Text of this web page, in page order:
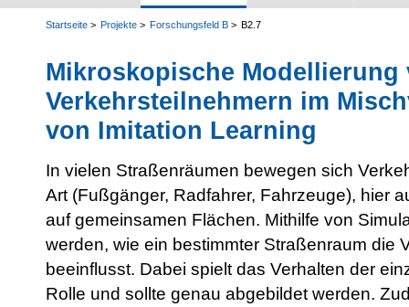
Startseite Projekte Forschungsfeld B B2.7
Mikroskopische Modellierung
Verkehrsteilnehmern im
von Imitation Learning
In vielen Straßenräumen bewegen sich
Art (Fußgänger, Radfahrer, Fahrzeuge), hier
auf gemeinsamen Flächen. Mithilfe von
werden, wie ein bestimmter Straßenraum die
beeinflusst. Dabei spielt das Verhalten der
Rolle und sollte genau abgebildet werden.